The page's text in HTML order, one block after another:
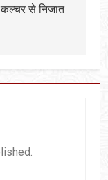
कल्चर से निजात